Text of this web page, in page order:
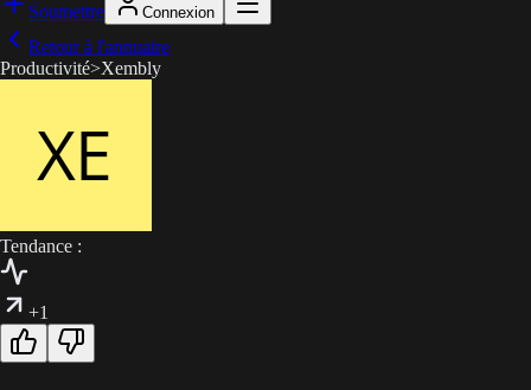
Soumettre Connexion
Retour à l'annuaire
Productivité>Xembly
Tendance :
+1